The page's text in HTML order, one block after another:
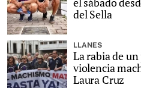
del Sella
LLANES
La rabia de
violencia
Laura Cruz